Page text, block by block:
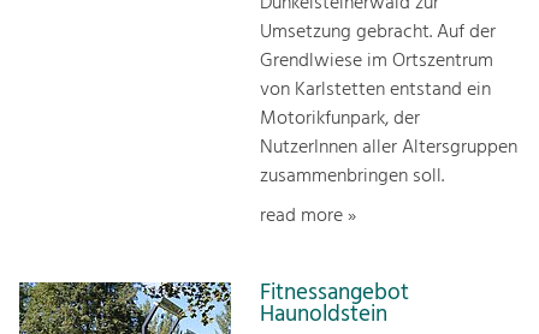
Umsetzung gebracht. Auf der
Grendlwiese im Ortszentrum
von Karlstetten entstand ein
Motorikfunpark, der
NutzerInnen aller Altersgruppen
zusammenbringen soll.
read more »
Fitnessangebot
Haunoldstein